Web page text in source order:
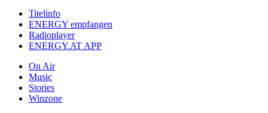
Titelinfo
ENERGY empfangen
Radioplayer
ENERGY.AT APP
On Air
Music
Stories
Winzone